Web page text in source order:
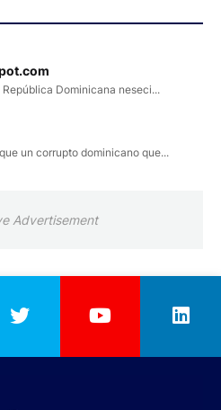
Dominicana neseci...
un corrupto dominicano que...
Advertisement